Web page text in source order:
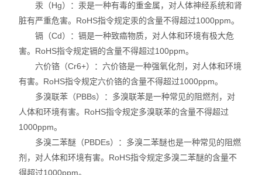
X射线光谱仪
矿石分析仪
合金分析仪
元素分析仪
不锈钢分析仪
汞（Hg）：汞是一种有毒的重金属，对人体神经系统和肾
脏有严重危害。RoHS指令规定汞的含量不得超过1000ppm。
镉（Cd）：镉是一种致癌物质，对人体和环境有极大危
害。RoHS指令规定镉的含量不得超过100ppm。
六价铬（Cr6+）：六价铬是一种强氧化剂，对人体和环境
有害。RoHS指令规定六价铬的含量不得超过1000ppm。
多溴联苯（PBBs）：多溴联苯是一种常见的阻燃剂，对
人体和环境有害。RoHS指令规定多溴联苯的含量不得超过
1000ppm。
多溴二苯醚（PBDEs）：多溴二苯醚也是一种常见的阻燃
剂，对人体和环境有害。RoHS指令规定多溴二苯醚的含量不
得超过1000ppm。